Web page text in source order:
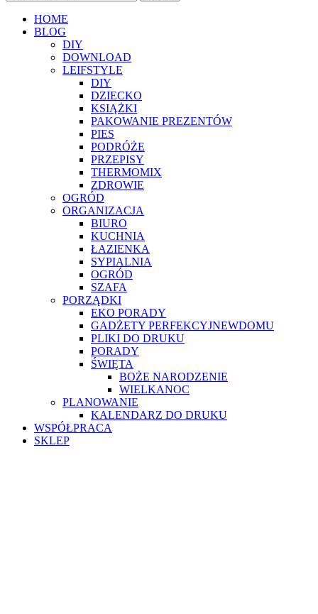
HOME
BLOG
DIY
DOWNLOAD
LEIFSTYLE
DIY
DZIECKO
KSIĄŻKI
PAKOWANIE PREZENTÓW
PIES
PODRÓŻE
PRZEPISY
THERMOMIX
ZDROWIE
OGRÓD
ORGANIZACJA
BIURO
KUCHNIA
ŁAZIENKA
SYPIALNIA
OGRÓD
SZAFA
PORZĄDKI
EKO PORADY
GADŻETY PERFEKCYJNEWDOMU
PLIKI DO DRUKU
PORADY
ŚWIĘTA
BOŻE NARODZENIE
WIELKANOC
PLANOWANIE
KALENDARZ DO DRUKU
WSPÓŁPRACA
SKLEP